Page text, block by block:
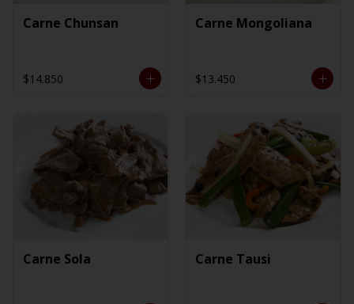
Carne Chunsan
$14.850
Carne Mongoliana
$13.450
Carne Sola Carne Tausi